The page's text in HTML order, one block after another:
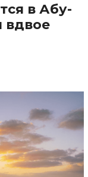
в Абу-
вдвое